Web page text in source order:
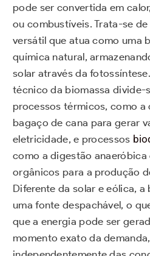
pode ser convertida em
ou combustíveis. Trata-se
versátil que atua como uma
química natural,
solar através da
técnico da biomassa divide-
processos térmicos, como a
bagaço de cana para gerar
eletricidade, e processos
como a digestão anaeróbica
orgânicos para a produção
Diferente da solar e eólica, a
uma fonte despachável, o
que a energia pode ser
momento exato da demanda,